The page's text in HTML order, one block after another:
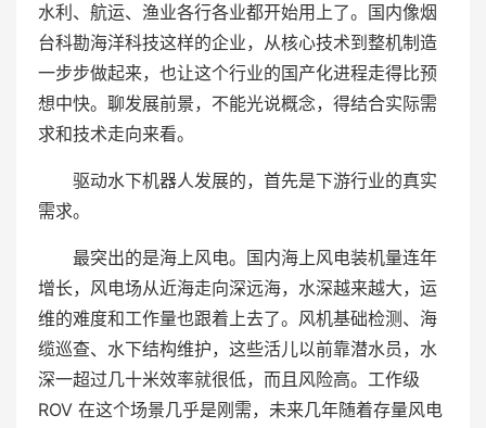
水利、航运、渔业各行各业都开始用上了。国内像烟
台科勘海洋科技这样的企业，从核心技术到整机制造
一步步做起来，也让这个行业的国产化进程走得比预
想中快。聊发展前景，不能光说概念，得结合实际需
求和技术走向来看。
驱动水下机器人发展的，首先是下游行业的真实
需求。
最突出的是海上风电。国内海上风电装机量连年
增长，风电场从近海走向深远海，水深越来越大，运
维的难度和工作量也跟着上去了。风机基础检测、海
缆巡查、水下结构维护，这些活儿以前靠潜水员，水
深一超过几十米效率就很低，而且风险高。工作级
ROV 在这个场景几乎是刚需，未来几年随着存量风电